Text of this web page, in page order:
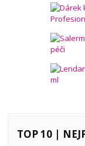
TOP 10 |